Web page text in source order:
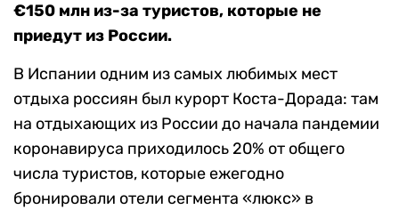
€150 млн из-за туристов, которые не
приедут из России.
В Испании одним из самых любимых мест
отдыха россиян был курорт Коста-Дорада: там
на отдыхающих из России до начала пандемии
коронавируса приходилось 20% от общего
числа туристов, которые ежегодно
бронировали отели сегмента «люкс» в